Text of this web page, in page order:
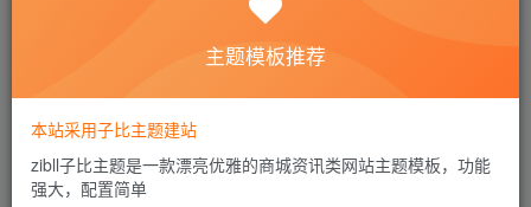
环境，抗压缩率高达80%，是摄影师、设计师的版权防御利
主题模板推荐
本站采用子比主题建站
zibll子比主题是一款漂亮优雅的商城资讯类网站主题模板，功能
强大，配置简单